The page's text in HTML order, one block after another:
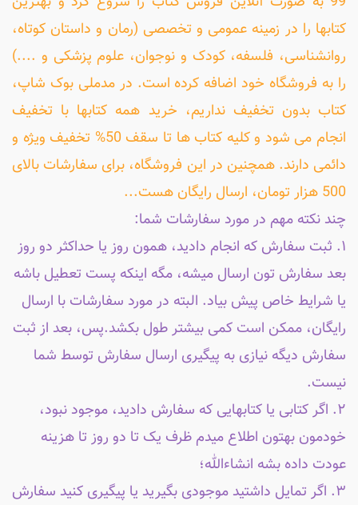
کتابها را در زمینه عمومی و تخصصی (رمان و داستان کوتاه،
روانشناسی، فلسفه، کودک و نوجوان، علوم پزشکی و ....)
را به فروشگاه خود اضافه کرده است. در مدملی بوک شاپ،
کتاب بدون تخفیف نداریم، خرید همه کتابها با تخفیف
انجام می شود و کلیه کتاب ها تا سقف 50% تخفیف ویژه و
دائمی دارند. همچنین در این فروشگاه، برای سفارشات بالای
500 هزار تومان، ارسال رایگان هست...
چند نکته مهم در مورد سفارشات شما:
۱. ثبت سفارش که انجام دادید، همون روز یا حداکثر دو روز
بعد سفارش تون ارسال میشه، مگه اینکه پست تعطیل باشه
یا شرایط خاص پیش بیاد. البته در مورد سفارشات با ارسال
رایگان، ممکن است کمی بیشتر طول بکشد.پس، بعد از ثبت
سفارش دیگه نیازی به پیگیری ارسال سفارش توسط شما
نیست.
۲. اگر کتابی یا کتابهایی که سفارش دادید، موجود نبود،
خودمون بهتون اطلاع میدم ظرف یک تا دو روز تا هزینه
عودت داده بشه انشاءالله؛
۳. اگر تمایل داشتید موجودی بگیرید یا پیگیری کنید سفارش